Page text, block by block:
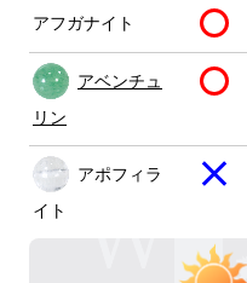
アフガナイト
アベンチュ
リン
アポフィラ
イト